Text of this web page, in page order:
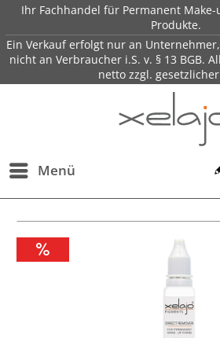
Ihr Fachhandel für Permanent
Produkte.
Ein Verkauf erfolgt nur an
nicht an Verbraucher i.S. v. § 13 BGB.
netto zzgl.
Menü